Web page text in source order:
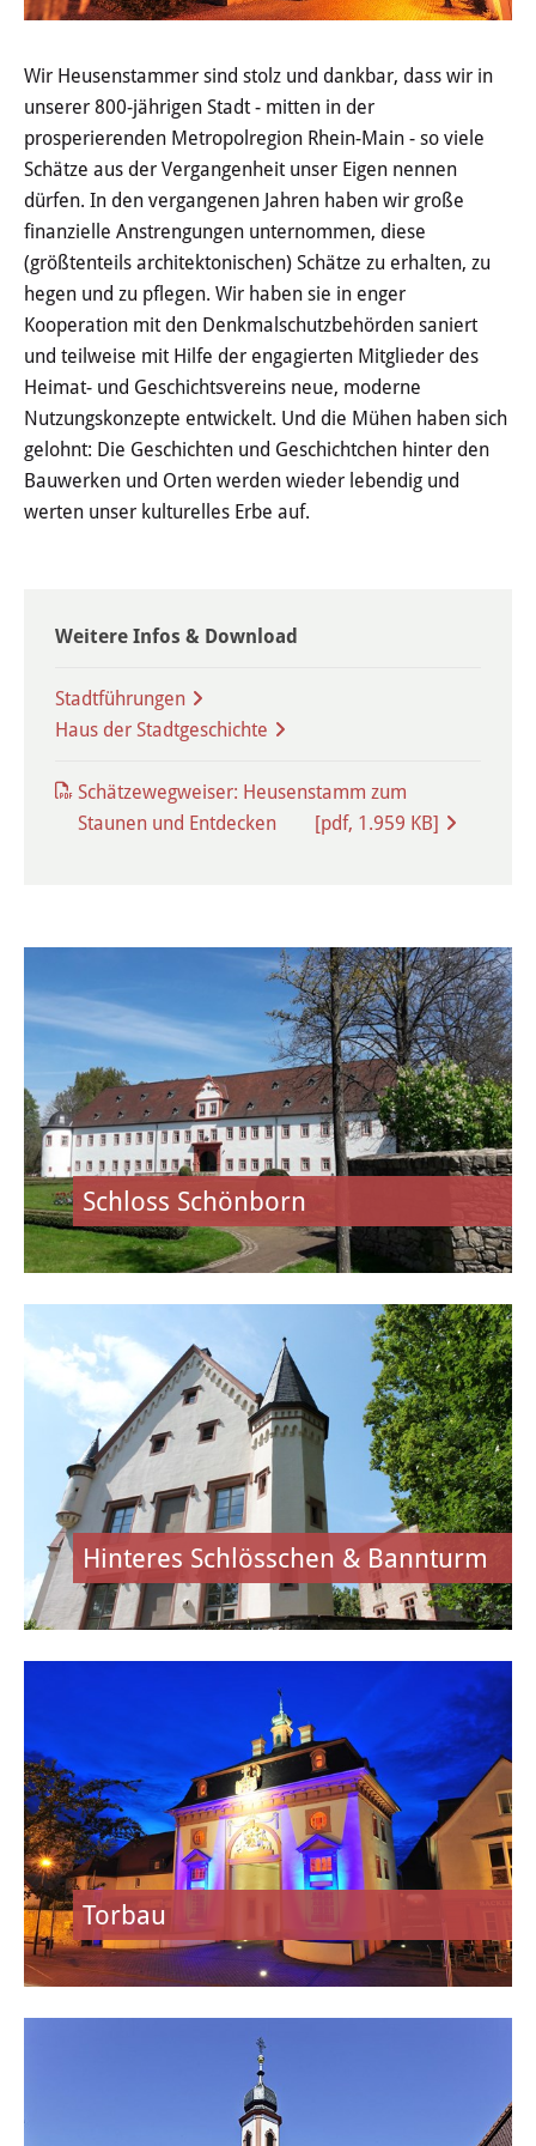
Wir Heusenstammer sind stolz und dankbar, dass wir in
unserer 800-jährigen Stadt - mitten in der
prosperierenden Metropolregion Rhein-Main - so viele
Schätze aus der Vergangenheit unser Eigen nennen
dürfen. In den vergangenen Jahren haben wir große
finanzielle Anstrengungen unternommen, diese
(größtenteils architektonischen) Schätze zu erhalten, zu
hegen und zu pflegen. Wir haben sie in enger
Kooperation mit den Denkmalschutzbehörden saniert
und teilweise mit Hilfe der engagierten Mitglieder des
Heimat- und Geschichtsvereins neue, moderne
Nutzungskonzepte entwickelt. Und die Mühen haben sich
gelohnt: Die Geschichten und Geschichtchen hinter den
Bauwerken und Orten werden wieder lebendig und
werten unser kulturelles Erbe auf.
Weitere Infos & Download
Stadtführungen
Haus der Stadtgeschichte
Schätzewegweiser: Heusenstamm zum
Staunen und Entdecken [pdf, 1.959 KB]
Schloss Schönborn
Hinteres Schlösschen & Bannturm
Torbau
Wertstoffhof
Wasser & Abwasser
Ortsgerichte & Schiedsamt
Verwaltung & Politik
Satzungen & Stadtrecht
Ausschreibungen
Karriere & Ausbildung
Steuern & Gebühren
Ehrungen
Kinder- und Jugendparlament
Danke für die Anmeldung
Detail
Öffentliche Bekanntmachungen
Offenlagen
Publikationen
Videos & Podcasts
Stadtplan
Tourismus
Übernachten & Gastronomie
Sehenswürdigkeiten
Stadtführungen
Stadtgeschichte
Über Heusenstamm
Zahlen, Daten und Fakten
Partnerstädte
Patenschaften
Bürgerbeteiligung & Engagement